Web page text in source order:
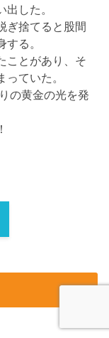
した。
ぎ捨てると股間
る。
ことがあり、そ
ていた。
の黄金の光を発